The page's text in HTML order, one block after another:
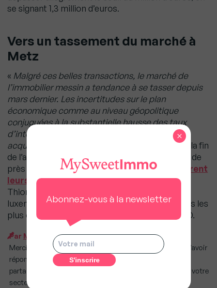
se signant 1,3 million d’euros.
Vers un tassement du marché à
Metz
« Malgré ces belles transactions, le marché de
l’immobilier messin a tendance à se tasser depuis
mars dernier. Les incertitudes sur le plan
économique comme au niveau géopolitique
conjuguées à la substantielle hausse des taux
d’intérêt suffisent à ralentir les ardeurs des
acquéreurs
», reconnaît Cédric Lavaud. Depuis la fin
de l’année 2021, le prix de l’argent s’est renchéri de
près d’un point. En outre, les banques resserrent
leurs conditions d’octroi. Cela étant, avec
Thionville encore plus proche de la frontière
luxembourgeoise, Metz affiche donc les valeurs les
plus élevées du département de la Moselle. MD.
Par Martine Denoune, journaliste
Merci Cédric Lavaud, dirigeant de
Sorec Immobilier
, d’avoir
répondu aux questions de MySweetimmo. Vous voulez
partager votre vision de la conjoncture immobilière dans votre
secteur ? Ecrivez-vous : hello@mysweetimmo.com
Abonnez-vous à la newsletter
×